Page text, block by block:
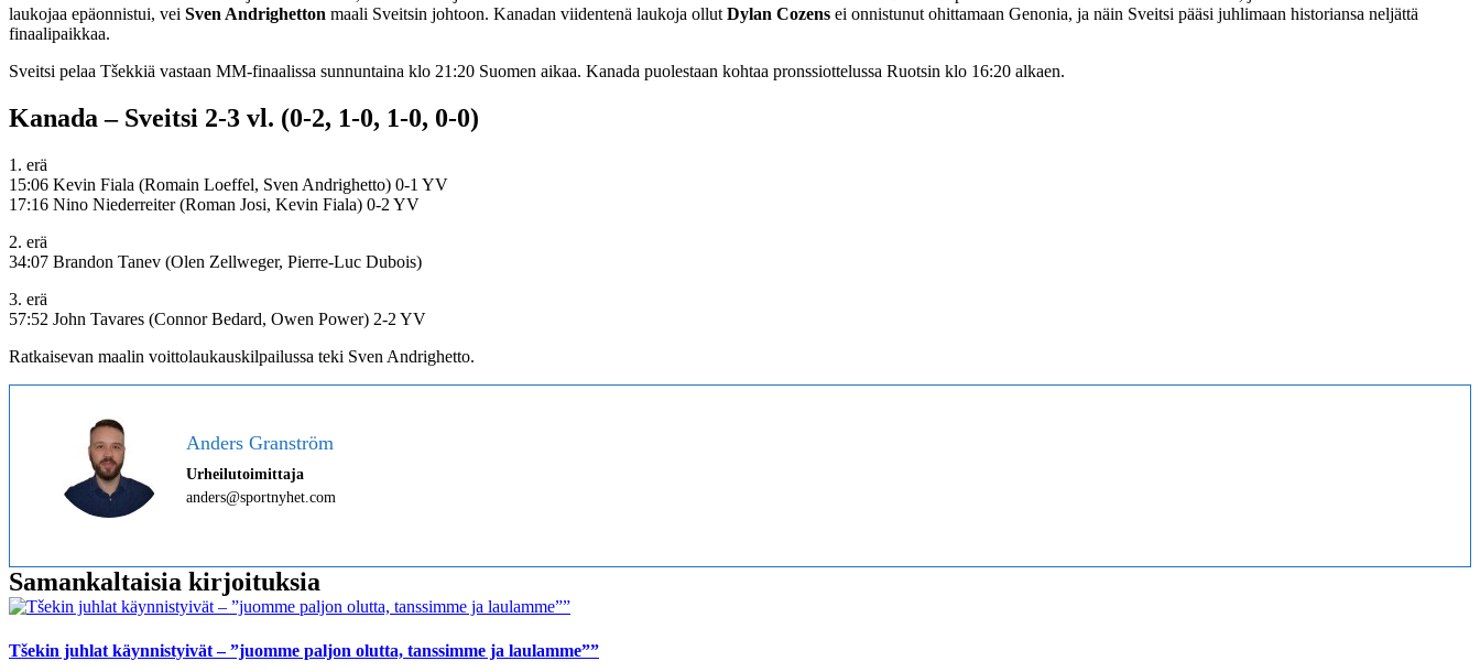
laukojaa epäonnistui, vei Sven Andrighetton maali Sveitsin johtoon. Kanadan viidentenä laukoja ollutDylan Cozens ei onnistunut ohittamaan Genonia, ja näin Sveitsi pääsi juhlimaan historiansa neljättä
finaalipaikkaa.
Sveitsi pelaa Tšekkiä vastaan MM-finaalissa sunnuntaina klo 21:20 Suomen aikaa. Kanada puolestaan kohtaa pronssiottelussa Ruotsin klo 16:20 alkaen.
Kanada – Sveitsi 2-3 vl. (0-2, 1-0, 1-0, 0-0)
1. erä
15:06 Kevin Fiala (Romain Loeffel, Sven Andrighetto) 0-1 YV
17:16 Nino Niederreiter (Roman Josi, Kevin Fiala) 0-2 YV
2. erä
34:07 Brandon Tanev (Olen Zellweger, Pierre-Luc Dubois)
3. erä
57:52 John Tavares (Connor Bedard, Owen Power) 2-2 YV
Ratkaisevan maalin voittolaukauskilpailussa teki Sven Andrighetto.
Anders Granström
Urheilutoimittaja
anders@sportnyhet.com
Samankaltaisia kirjoituksia
Tšekin juhlat käynnistyivät – ”juomme paljon olutta, tanssimme ja laulamme””